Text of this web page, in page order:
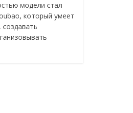
модели стал
который умеет
создавать